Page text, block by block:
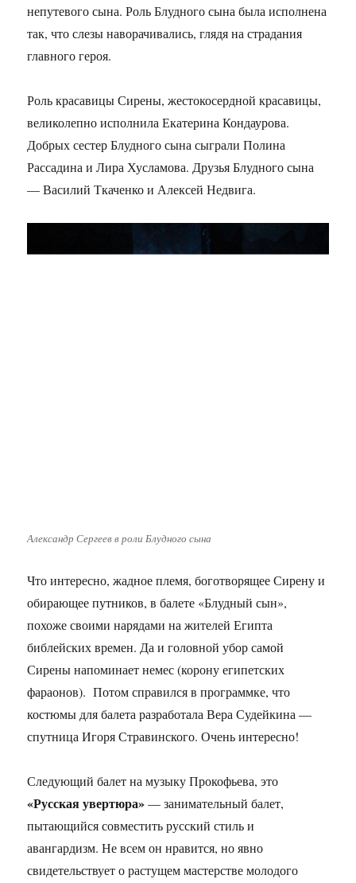
непутевого сына. Роль Блудного сына была исполнена
так, что слезы наворачивались, глядя на страдания
главного героя.
Роль красавицы Сирены, жестокосердной красавицы,
великолепно исполнила Екатерина Кондаурова.
Добрых сестер Блудного сына сыграли Полина
Рассадина и Лира Хусламова. Друзья Блудного сына
— Василий Ткаченко и Алексей Недвига.
Александр Сергеев в роли Блудного сына
Что интересно, жадное племя, боготворящее Сирену и
обирающее путников, в балете «Блудный сын»,
похоже своими нарядами на жителей Египта
библейских времен. Да и головной убор самой
Сирены напоминает немес (корону египетских
фараонов). Потом справился в программке, что
костюмы для балета разработала Вера Судейкина —
спутница Игоря Стравинского. Очень интересно!
Следующий балет на музыку Прокофьева, это
«Русская увертюра»— занимательный балет,
пытающийся совместить русский стиль и
авангардизм. Не всем он нравится, но явно
свидетельствует о растущем мастерстве молодого